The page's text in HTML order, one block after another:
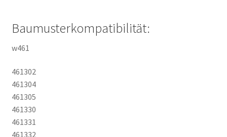
Baumusterkompatibilität:
w461
461302
461304
461305
461330
461331
461332